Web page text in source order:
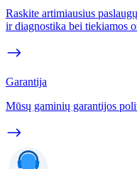
Raskite artimiausius
ir diagnostika bei tiekiamos
Garantija
Mūsų gaminių garantijos